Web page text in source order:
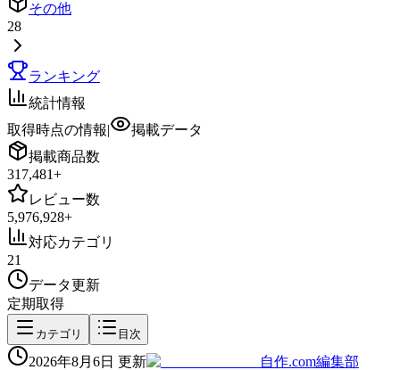
その他
28
ランキング
統計情報
取得時点の情報|
掲載データ
掲載商品数
317,481+
レビュー数
5,976,928+
対応カテゴリ
21
データ更新
定期取得
カテゴリ 目次
2026年8月6日 更新 自作.com編集部